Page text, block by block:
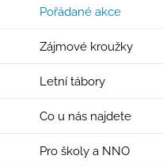
Pořádané akce
Zájmové kroužky
Letní tábory
Co u nás najdete
Pro školy a NNO